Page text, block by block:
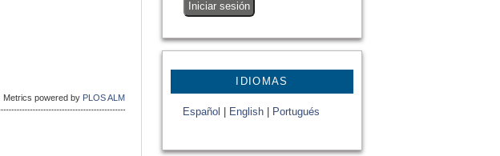
IDIOMAS
Español English Portugués
Metrics powered by PLOS ALM